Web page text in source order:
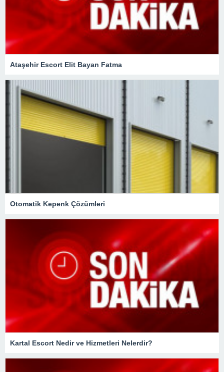
Ataşehir Escort Elit Bayan Fatma
Otomatik Kepenk Çözümleri
Kartal Escort Nedir ve Hizmetleri Nelerdir?